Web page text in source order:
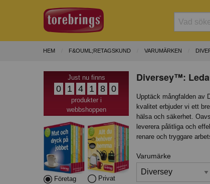
HEM F&OUML;RETAGSKUND VARUMÄRKEN
Just nu finns
0 1 4 1 8 0
produkter i
webbshoppen
Företag Privat
Diversey™:
Upptäck mångfalden av
kvalitet erbjuder vi ett
hälsa och säkerhet.
leverera pålitliga och
renare och tryggare
Varumärke